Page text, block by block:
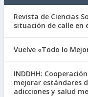
Revista de Ciencias
situación de calle en
Vuelve «Todo lo
INDDHH:
mejorar estándares
adicciones y salud